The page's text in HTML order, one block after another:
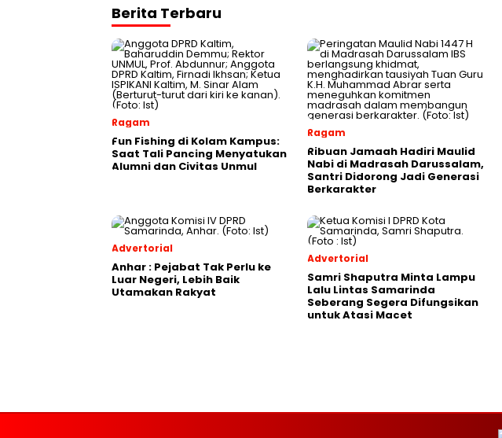
Berita Terbaru
Ragam
Fun Fishing di Kolam Kampus:
Saat Tali Pancing Menyatukan
Alumni dan Civitas Unmul
Ragam
Ribuan Jamaah Hadiri Maulid
Nabi di Madrasah Darussalam,
Santri Didorong Jadi Generasi
Berkarakter
Advertorial
Anhar : Pejabat Tak Perlu ke
Luar Negeri, Lebih Baik
Utamakan Rakyat
Advertorial
Samri Shaputra Minta Lampu
Lalu Lintas Samarinda
Seberang Segera Difungsikan
untuk Atasi Macet